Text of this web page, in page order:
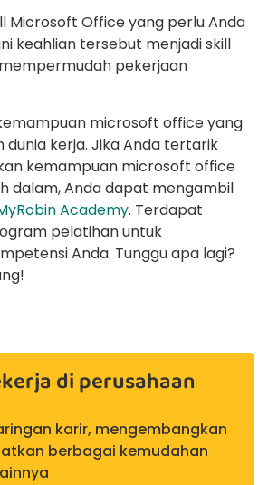
Microsoft Office yang perlu Anda
keahlian tersebut menjadi skill
pekerjaan
microsoft office yang
dunia kerja. Jika Anda tertarik
kemampuan microsoft office
dalam, Anda dapat mengambil
Academy. Terdapat
pelatihan untuk
Anda. Tunggu apa lagi?
di perusahaan
karir, mengembangkan
berbagai kemudahan